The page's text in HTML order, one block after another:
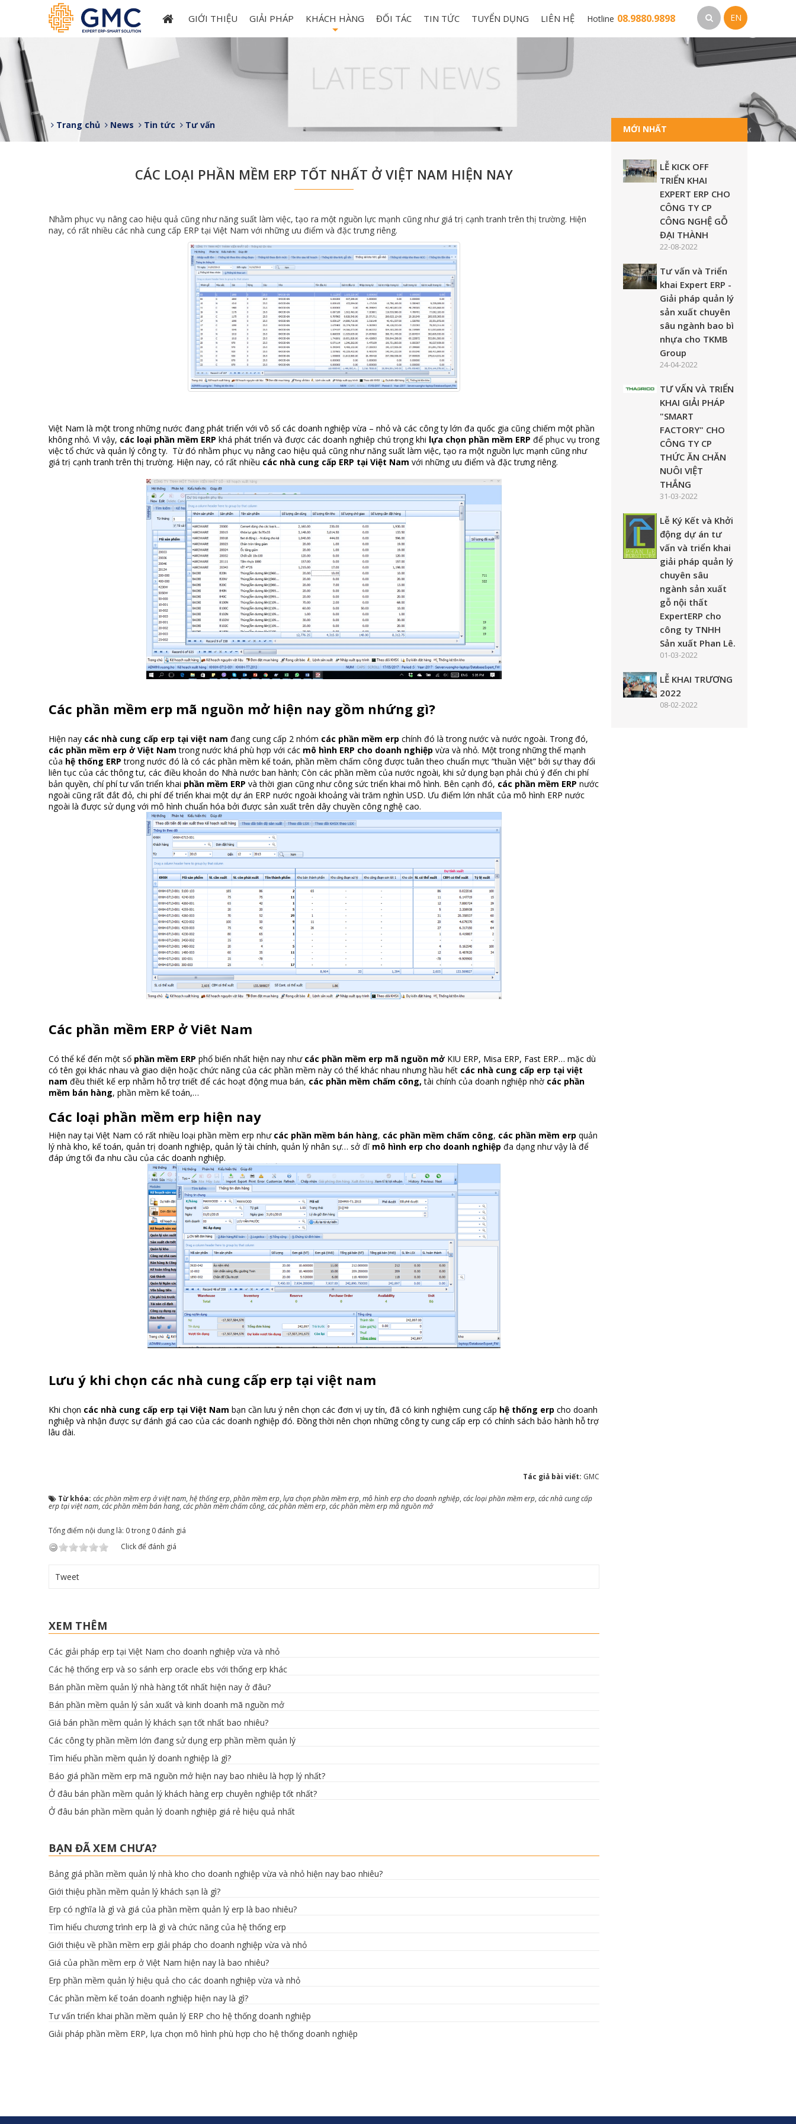
GIỚI THIỆU GIẢI PHÁP KHÁCH HÀNG ĐỐI TÁC TIN TỨC TUYỂN DỤNG LIÊN HỆ Hotline 08.9880.9898 EN
Trang chủ News Tin tức Tư vấn
CÁC LOẠI PHẦN MỀM ERP TỐT NHẤT Ở VIỆT NAM HIỆN NAY
Nhằm phục vụ nâng cao hiệu quả cũng như năng suất làm việc, tạo ra một nguồn lực mạnh cũng như giá trị cạnh tranh trên thị trường. Hiện
nay, có rất nhiều các nhà cung cấp ERP tại Việt Nam với những ưu điểm và đặc trưng riêng.
Việt Nam là một trong những nước đang phát triển với vô số các doanh nghiệp vừa – nhỏ và các công ty lớn đa quốc gia cũng chiếm một phần
không nhỏ. Vì vậy, các loại phần mềm ERP khá phát triển và được các doanh nghiệp chú trọng khi lựa chọn phần mềm ERP để phục vụ trong
việc tổ chức và quản lý công ty. Từ đó nhằm phục vụ nâng cao hiệu quả cũng như năng suất làm việc, tạo ra một nguồn lực mạnh cũng như
giá trị cạnh tranh trên thị trường. Hiện nay, có rất nhiều các nhà cung cấp ERP tại Việt Nam với những ưu điểm và đặc trưng riêng.
Các phần mềm erp mã nguồn mở hiện nay gồm nhứng gì?
Hiện nay các nhà cung cấp erp tại việt nam đang cung cấp 2 nhóm các phần mềm erp chính đó là trong nước và nước ngoài. Trong đó,
các phần mềm erp ở Việt Nam trong nước khá phù hợp với các mô hình ERP cho doanh nghiệp vừa và nhỏ. Một trong những thế mạnh
của hệ thống ERP trong nước đó là có các phần mềm kế toán, phần mềm chấm công được tuân theo chuẩn mực “thuần Việt” bởi sự thay đổi
liên tục của các thông tư, các điều khoản do Nhà nước ban hành; Còn các phần mềm của nước ngoài, khi sử dụng bạn phải chú ý đến chi phí
bản quyền, chí phí tư vấn triển khai phần mềm ERP và thời gian cũng như công sức triển khai mô hình. Bên cạnh đó, các phần mềm ERP nước
ngoài cũng rất đắt đỏ, chi phí để triển khai một dự án ERP nước ngoài khoảng vài trăm nghìn USD. Ưu điểm lớn nhất của mô hình ERP nước
ngoài là được sử dụng với mô hình chuẩn hóa bởi được sản xuất trên dây chuyền công nghệ cao.
Các phần mềm ERP ở Viêt Nam
Có thể kể đến một số phần mềm ERP phổ biến nhất hiện nay như các phần mềm erp mã nguồn mở KIU ERP, Misa ERP, Fast ERP… mặc dù
có tên gọi khác nhau và giao diện hoặc chức năng của các phần mềm này có thể khác nhau nhưng hầu hết các nhà cung cấp erp tại việt
nam đều thiết kế erp nhằm hỗ trợ triết để các hoạt động mua bán, các phần mềm chấm công,tài chính của doanh nghiệp nhờ các phần
mềm bán hàng, phần mềm kế toán,…
Các loại phần mềm erp hiện nay
Hiện nay tại Việt Nam có rất nhiều loại phần mềm erp như các phần mềm bán hàng, các phần mềm chấm công, các phần mềm erp quản
lý nhà kho, kế toán, quản trị doanh nghiệp, quản lý tài chính, quản lý nhân sự… sở dĩ mô hình erp cho doanh nghiệp đa dạng như vậy là để
đáp ứng tối đa nhu cầu của các doanh nghiệp.
Lưu ý khi chọn các nhà cung cấp erp tại việt nam
Khi chọn các nhà cung cấp erp tại Việt Nam bạn cần lưu ý nên chọn các đơn vị uy tín, đã có kinh nghiệm cung cấp hệ thống erp cho doanh
nghiệp và nhận được sự đánh giá cao của các doanh nghiệp đó. Đồng thời nên chọn những công ty cung cấp erp có chính sách bảo hành hỗ trợ
lâu dài.
Tác giả bài viết: GMC
Từ khóa: các phần mềm erp ở việt nam, hệ thống erp, phần mềm erp, lựa chọn phần mềm erp, mô hình erp cho doanh nghiệp, các loại phần mềm erp, các nhà cung cấp
erp tại việt nam, các phần mềm bán hang, các phần mềm chấm công, các phần mềm erp, các phần mềm erp mã nguồn mở
Tổng điểm nội dung là: 0 trong 0 đánh giá
Click để đánh giá
Tweet
XEM THÊM
Các giải pháp erp tại Việt Nam cho doanh nghiệp vừa và nhỏ
Các hệ thống erp và so sánh erp oracle ebs với thống erp khác
Bán phần mềm quản lý nhà hàng tốt nhất hiện nay ở đâu?
Bán phần mềm quản lý sản xuất và kinh doanh mã nguồn mở
Giá bán phần mềm quản lý khách sạn tốt nhất bao nhiêu?
Các công ty phần mềm lớn đang sử dụng erp phần mềm quản lý
Tìm hiểu phần mềm quản lý doanh nghiệp là gì?
Báo giá phần mềm erp mã nguồn mở hiện nay bao nhiêu là hợp lý nhất?
Ở đâu bán phần mềm quản lý khách hàng erp chuyên nghiệp tốt nhất?
Ở đâu bán phần mềm quản lý doanh nghiệp giá rẻ hiệu quả nhất
BẠN ĐÃ XEM CHƯA?
Bảng giá phần mềm quản lý nhà kho cho doanh nghiệp vừa và nhỏ hiện nay bao nhiêu?
Giới thiệu phần mềm quản lý khách sạn là gì?
Erp có nghĩa là gì và giá của phần mềm quản lý erp là bao nhiêu?
Tìm hiểu chương trình erp là gì và chức năng của hệ thống erp
Giới thiệu về phần mềm erp giải pháp cho doanh nghiệp vừa và nhỏ
Giá của phần mềm erp ở Việt Nam hiện nay là bao nhiêu?
Erp phần mềm quản lý hiệu quả cho các doanh nghiệp vừa và nhỏ
Các phần mềm kế toán doanh nghiệp hiện nay là gì?
Tư vấn triển khai phần mềm quản lý ERP cho hệ thống doanh nghiệp
Giải pháp phần mềm ERP, lựa chọn mô hình phù hợp cho hệ thống doanh nghiệp
MỚI NHẤT
LỄ KICK OFF
TRIỂN KHAI
EXPERT ERP CHO
CÔNG TY CP
CÔNG NGHỆ GỖ
ĐẠI THÀNH
22-08-2022
Tư vấn và Triển
khai Expert ERP -
Giải pháp quản lý
sản xuất chuyên
sâu ngành bao bì
nhựa cho TKMB
Group
24-04-2022
TƯ VẤN VÀ TRIỂN
KHAI GIẢI PHÁP
"SMART
FACTORY" CHO
CÔNG TY CP
THỨC ĂN CHĂN
NUÔI VIỆT
THẮNG
31-03-2022
Lễ Ký Kết và Khởi
động dự án tư
vấn và triển khai
giải pháp quản lý
chuyên sâu
ngành sản xuất
gỗ nội thất
ExpertERP cho
công ty TNHH
Sản xuất Phan Lê.
01-03-2022
LỄ KHAI TRƯƠNG
2022
08-02-2022